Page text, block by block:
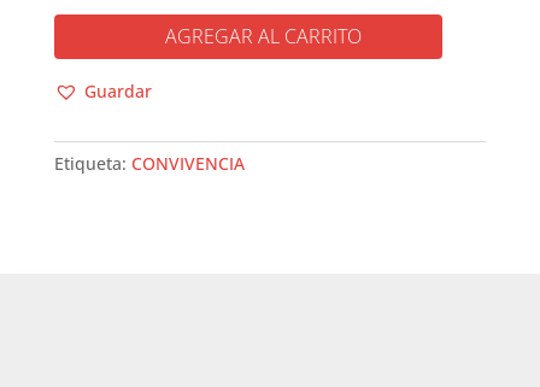
LEE
UN
LIBRO
cantidad
AGREGAR AL CARRITO
Guardar
Etiqueta: CONVIVENCIA